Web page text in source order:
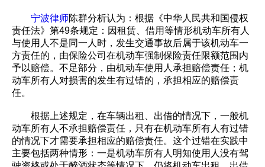
宁波律师陈群分析认为：根据《中华人民共和国侵权
责任法》第49条规定：因租赁、借用等情形机动车所有人
与使用人不是同一人时，发生交通事故后属于该机动车一
方责任的，由保险公司在机动车强制保险责任限额范围内
予以赔偿。不足部分，由机动车使用人承担赔偿责任；机
动车所有人对损害的发生有过错的，承担相应的赔偿责
任。
根据上述规定，在车辆出租、出借的情况下，一般机
动车所有人不承担赔偿责任，只有在机动车所有人有过错
的情况下才需要承担相应的赔偿责任。这个过错在实践中
主要包括两种情形：一是机动车所有人明知使用人没有驾